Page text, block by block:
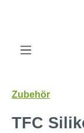
Zum Hauptinhalt
Zubehör
TFC